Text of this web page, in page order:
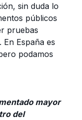
sin duda lo
públicos
pruebas
España es
podamos
mayor
del